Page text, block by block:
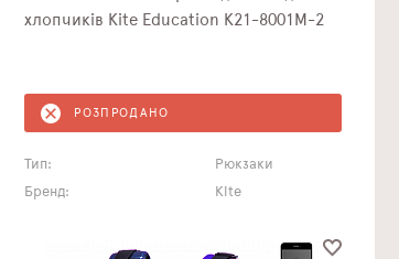
хлопчиків Kite Education K21-8001M-2
РОЗПРОДАНО
Тип:
Рюкзаки
Бренд:
Kite